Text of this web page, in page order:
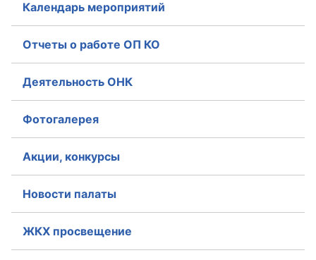
Общественные советы по проведению
независимой оценки качества условий
оказания услуг
О Палате
Структура Палаты
Комиссии
Совет ОП КО
Календарь мероприятий
Отчеты о работе ОП КО
Деятельность ОНК
Фотогалерея
Акции, конкурсы
Новости палаты
ЖКХ просвещение